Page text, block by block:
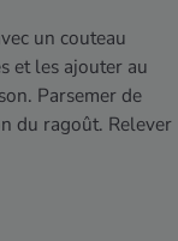
un couteau
et les ajouter au
Parsemer de
du ragoût. Relever